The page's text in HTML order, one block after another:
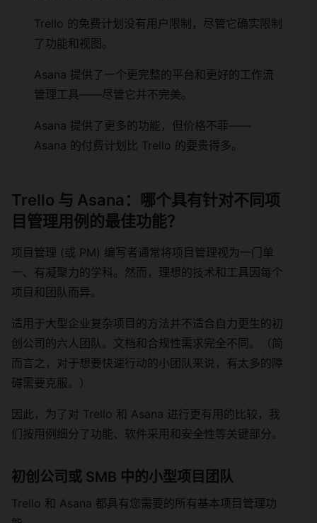
Trello 的免费计划没有用户限制，尽管它确实限制
了功能和视图。
Asana 提供了一个更完整的平台和更好的工作流
管理工具——尽管它并不完美。
Asana 提供了更多的功能，但价格不菲——
Asana 的付费计划比 Trello 的要贵得多。
Trello 与 Asana：哪个具有针对不同项
目管理用例的最佳功能？
项目管理 (或 PM) 编写者通常将项目管理视为一门单
一、有凝聚力的学科。然而，理想的技术和工具因每个
项目和团队而异。
适用于大型企业复杂项目的方法并不适合自力更生的初
创公司的六人团队。文档和合规性需求完全不同。（简
而言之，对于想要快速行动的小团队来说，有太多的障
碍需要克服。）
因此，为了对 Trello 和 Asana 进行更有用的比较，我
们按用例细分了功能、软件采用和安全性等关键部分。
初创公司或 SMB 中的小型项目团队
Trello 和 Asana 都具有您需要的所有基本项目管理功